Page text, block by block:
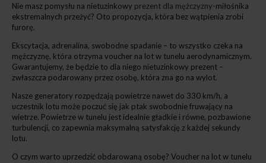
Nie masz pomysłu na nietuzinkowy prezent dla mężczyzny-miłośnika
ekstremalnych przeżyć? Oto propozycja, która bez wątpienia zrobi
furorę.
Ekscytacja, adrenalina, swobodne spadanie – to wszystko czeka na
mężczyznę, która otrzyma voucher na lot w tunelu aerodynamicznym.
Gwarantujemy, że będzie to dla niego nietuzinkowy prezent –
zwłaszcza podarowany przez osobę, która zna go na wylot.
Nasze generatory rozpędzają powietrze nawet do 330 km/h, a
uczestnik lotu może poczuć się jak ptak swobodnie fruwający na
wietrze. Powietrze w tunelu jest idealnie gładkie i równe, pozbawione
turbulencji, co zapewnia maksymalną satysfakcję z każdej sekundy
lotu.
O czym warto uprzedzić obdarowaną osobę? Voucher na lot w tunelu